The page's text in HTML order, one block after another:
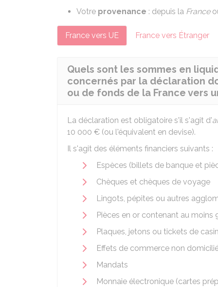
Votre provenance : depuis la France
France vers UE France vers Étranger
Quels sont les sommes en
concernés par la déclaration
ou de fonds de la France vers
La déclaration est obligatoire s'il s'agit d'
10 000 € (ou l'équivalent en devise).
Il s'agit des éléments financiers suivants :
Espèces (billets de banque et
Chèques et chèques de voyage
Lingots, pépites ou autres
Pièces en or contenant au moins
Plaques, jetons ou tickets de
Effets de commerce non
Mandats
Monnaie électronique (cartes